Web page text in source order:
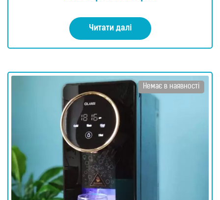
Читати далі
Немає в наявності